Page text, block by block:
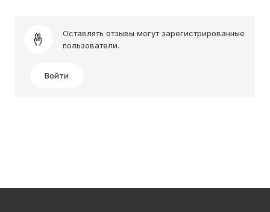
Оставлять отзывы могут зарегистрированные
пользователи.
Войти